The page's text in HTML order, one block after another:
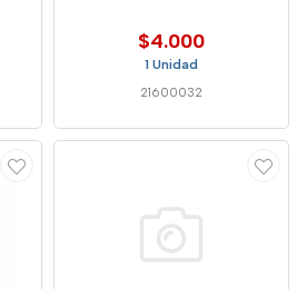
$4.000
1 Unidad
21600032